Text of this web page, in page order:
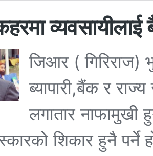
जिआर ( गिरिराज)
ब्यापारी,बैंक र
लगातार नाफामुखी
शिकार हुनै